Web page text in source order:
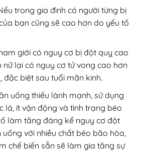
trong gia đình có người từng bị
bạn cũng sẽ cao hơn do yếu tố
giới có nguy cơ bị đột quỵ cao
nữ lại có nguy cơ tử vong cao hơn
đặc biệt sau tuổi mãn kinh.
uống thiếu lành mạnh, sử dụng
lá, ít vận động và tình trạng béo
làm tăng đáng kể nguy cơ đột
với nhiều chất béo bão hòa,
chế biến sẵn sẽ làm gia tăng sự